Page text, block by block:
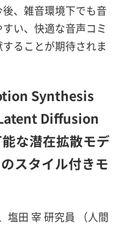
、雑音環境下でも音
い、快適な音声コミ
ることが期待されま
Synthesis
Diffusion
能な潜在拡散モデ
スタイル付きモ
塩田 宰 研究員 （人間